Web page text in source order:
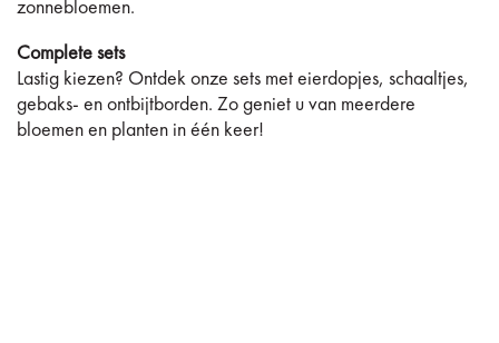
zonnebloemen.
Complete sets
Lastig kiezen? Ontdek onze sets met eierdopjes, schaaltjes,
gebaks- en ontbijtborden. Zo geniet u van meerdere
bloemen en planten in één keer!